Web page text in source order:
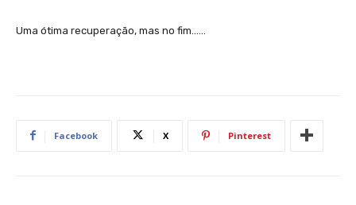
Uma ótima recuperação, mas no fim……
Facebook X Pinterest